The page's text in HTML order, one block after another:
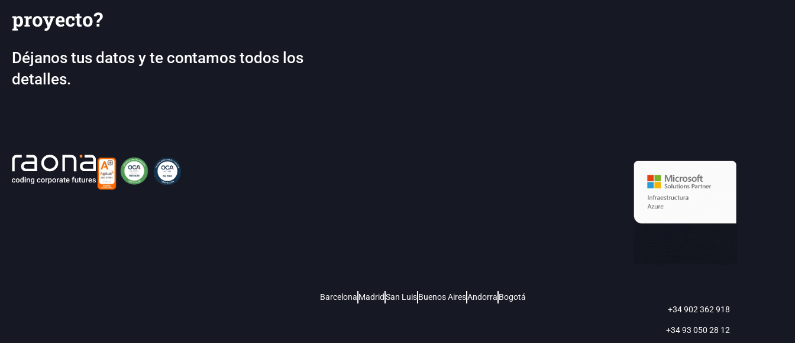
proyecto?
Déjanos tus datos y te contamos todos los
detalles.
Barcelona MadridSan Luis Buenos AiresAndorra Bogotá
+34 902 362 918
+34 93 050 28 12